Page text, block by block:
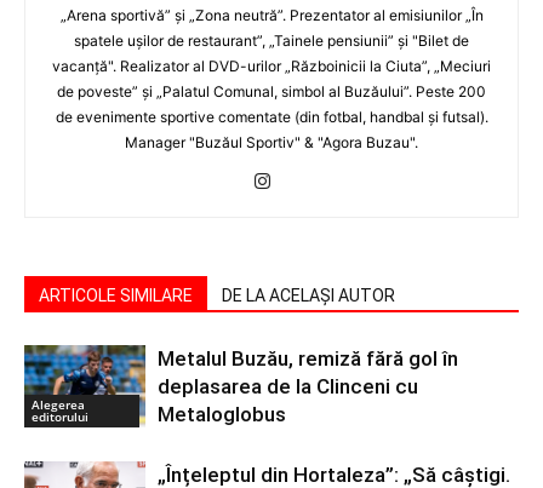
„Arena sportivă” şi „Zona neutră”. Prezentator al emisiunilor „În
spatele uşilor de restaurant”, „Tainele pensiunii” şi "Bilet de
vacanţă". Realizator al DVD-urilor „Războinicii la Ciuta”, „Meciuri
de poveste” şi „Palatul Comunal, simbol al Buzăului”. Peste 200
de evenimente sportive comentate (din fotbal, handbal şi futsal).
Manager "Buzăul Sportiv" & "Agora Buzau".
ARTICOLE SIMILARE DE LA ACELAȘI AUTOR
Alegerea
editorului
Metalul Buzău, remiză fără gol în
deplasarea de la Clinceni cu
Metaloglobus
„Înțeleptul din Hortaleza”: „Să câștigi.